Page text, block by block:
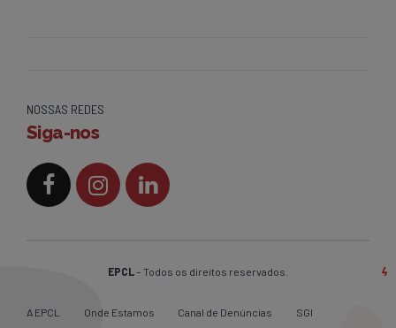
NOSSAS REDES
Siga-nos
EPCL– Todos os direitos reservados.
A EPCL Onde Estamos Canal de Denúncias
SGI